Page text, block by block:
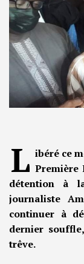
L ibéré ce
Première
détention à
journaliste
continuer à
dernier
trêve.